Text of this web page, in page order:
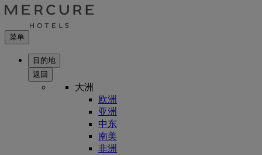
菜单
目的地
返回
大洲
欧洲
亚洲
中东
南美
非洲